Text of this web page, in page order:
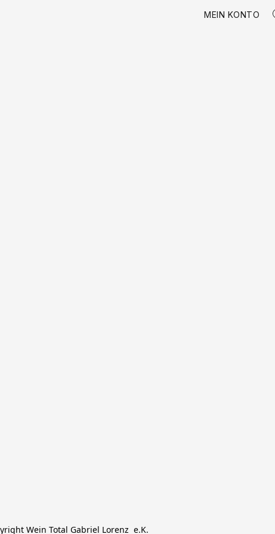
MEIN KONTO
Wein Total Gabriel Lorenz  e.K.